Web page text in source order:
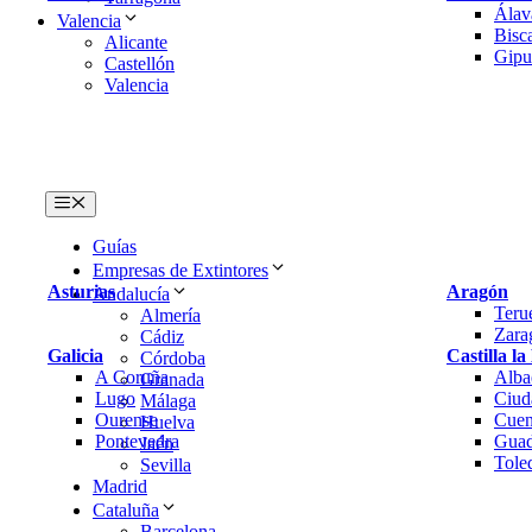
Valencia
Alicante
Castellón
Valencia
Menú
Guías
Empresas de Extintores
Asturias
Aragón
Galicia
A Coruña
Lugo
Ourense
Pontevedra
Castilla la
Andalucía
Almería
Cádiz
Córdoba
Granada
Málaga
Huelva
Jaén
Sevilla
Madrid
Cataluña